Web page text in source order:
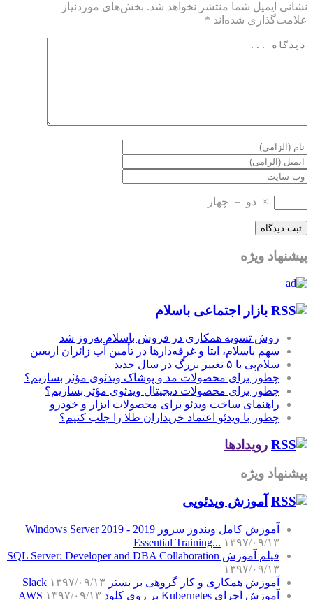
نشانی ایمیل شما منتشر نخواهد شد. بخش‌های موردنیاز
علامت‌گذاری شده‌اند *
× دو = چهار
پیشنهاد ویژه
بازار اجتماعی باسلام
روش تسویه همکاری در فروش باسلام به‌روز شد
سهم باسلام، ایتا و غرفه‌دارها در تأمین آب زائران اربعین
سلام‌پی با ۵ تغییر بزرگ در سال جدید
چطور برای محصولات مد و پوشاک ویدئوی مؤثر بسازیم؟
چطور برای محصولات دیجیتال ویدئوی مؤثر بسازیم؟
راهنمای ساخت ویدئو برای محصولات ابزار و خودرو
چطور با ویدئو اعتماد خریداران طلا را جلب کنیم؟
رویدادها
پیشنهاد ویژه
آموزش‌ ویدئویی
آموزش کامل ویندوز سرور 2019 - Windows Server 2019
Essential Training... ۱۳۹۷/۰۹/۱۳
فیلم آموزش SQL Server: Developer and DBA Collaboration
۱۳۹۷/۰۹/۱۳
آموزش همکاری و کار گروهی بر بستر Slack ۱۳۹۷/۰۹/۱۳
آموزش اجرای Kubernetes بر روی کلود AWS
۱۳۹۷/۰۹/۱۳